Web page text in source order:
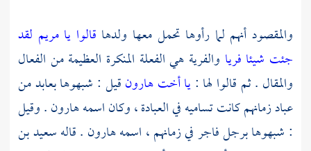
والمقصود أنهم لما رأوها تحمل معها ولدها قالوا يا مريم لقد
جئت شيئا فريا والفرية هي الفعلة المنكرة العظيمة من الفعال
والمقال . ثم قالوا لها :يا أخت هارونقيل : شبهوها بعابد من
عباد زمانهم كانت تساميه في العبادة ، وكان اسمههارون. وقيل
: شبهوها برجل فاجر في زمانهم ، اسمههارون . قالهسعيد بن